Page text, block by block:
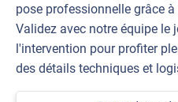
pose professionnelle grâce
Validez avec notre équipe le
l'intervention pour profiter
des détails techniques et